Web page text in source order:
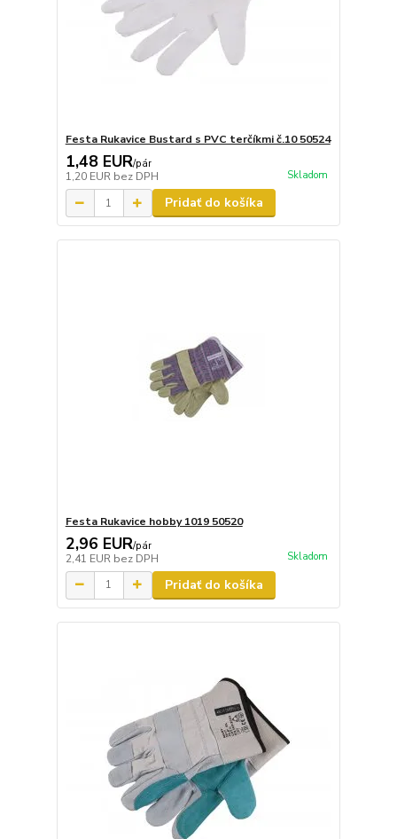
Festa Rukavice Bustard s PVC terčíkmi č.10 50524
1,48 EUR/pár
1,20 EUR bez DPH Skladom
Pridať do košíka
Festa Rukavice hobby 1019 50520
2,96 EUR/pár
2,41 EUR bez DPH Skladom
Pridať do košíka